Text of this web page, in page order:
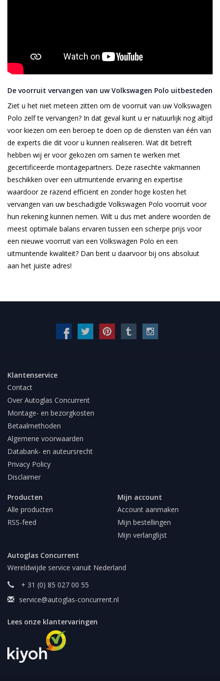
De voorruit vervangen van uw Volkswagen Polo uitbesteden
Ziet u het niet meteen zitten om de voorruit van uw Volkswagen
Polo zelf te vervangen? In dat geval kunt u er natuurlijk nog altijd
voor kiezen om een beroep te doen op de diensten van één van
de experts die dit voor u kunnen realiseren. Wat dit betreft
hebben wij er voor gekozen om samen te werken met
gecertificeerde montagepartners. Deze rasechte vakmannen
beschikken over een uitmuntende ervaring en expertise
waardoor ze razend efficiënt en zonder hoge kosten het
vervangen van uw beschadigde Volkswagen Polo voorruit voor
hun rekening kunnen nemen. Wilt u dus met andere woorden de
meest optimale balans ervaren tussen een scherpe prijs voor
een nieuwe voorruit van een Volkswagen Polo en een
uitmuntende kwaliteit? Dan bent u daarvoor bij ons absoluut
aan het juiste adres!
Klantenservice
Contact
Over Autoglas Concurrent
Montage- en bezorgkosten
Betaalmethoden
Algemene voorwaarden
Databank- en auteursrecht
Privacy Policy
Disclaimer
Producten
Alle producten
RSS-feed
Mijn account
Account aanmaken
Mijn bestellingen
Mijn verlanglijst
Autoglas Concurrent
Wereldwijde service vanuit Nederland
+ 31 (0) 85 027 00 55
service@autoglas-concurrent.nl
Lees onze klantervaringen